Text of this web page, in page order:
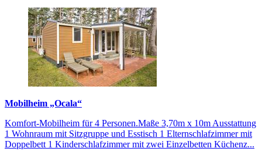
Mobilheim „Ocala“
Komfort-Mobilheim für 4 Personen.Maße 3,70m x 10m Ausstattung
1 Wohnraum mit Sitzgruppe und Esstisch 1 Elternschlafzimmer mit
Doppelbett 1 Kinderschlafzimmer mit zwei Einzelbetten Küchenz...